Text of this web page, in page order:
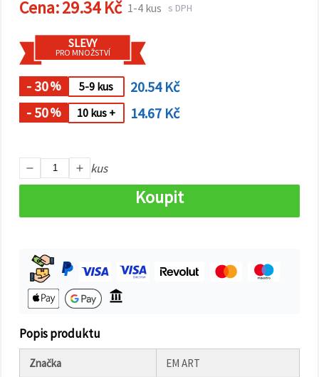
"Přijmout
uvést své
preference v
Nastavení
výběrem
daného
typu
cookies a
kliknutím
Přijmout
Cena:29.34 Kč 1-4 kus s DPH
SLEVY
PRO MNOŽSTVÍ
- 30% 5-9 kus
20.54 Kč
- 50% 10 kus + 14.67 Kč
kus
Koupit
Popis produktu
Značka EM ART